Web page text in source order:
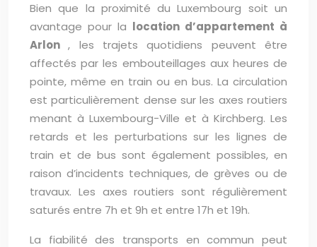
Bien que la proximité du Luxembourg soit un
avantage pour la location d’appartement à
Arlon, les trajets quotidiens peuvent être
affectés par les embouteillages aux heures de
pointe, même en train ou en bus. La circulation
est particulièrement dense sur les axes routiers
menant à Luxembourg-Ville et à Kirchberg. Les
retards et les perturbations sur les lignes de
train et de bus sont également possibles, en
raison d’incidents techniques, de grèves ou de
travaux. Les axes routiers sont régulièrement
saturés entre 7h et 9h et entre 17h et 19h.
La fiabilité des transports en commun peut